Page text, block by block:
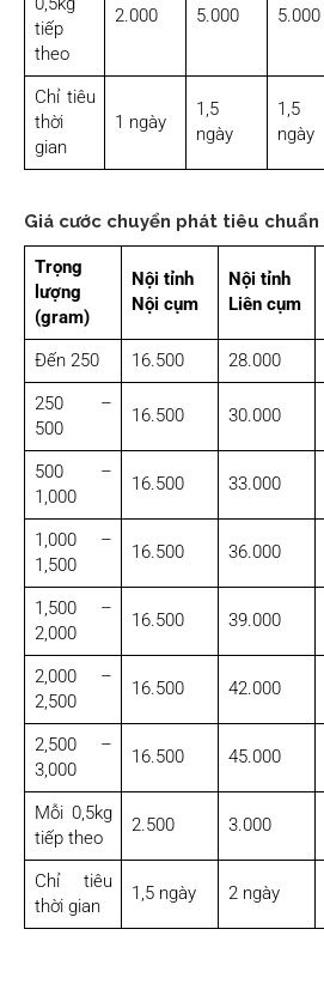
tiếp
theo
2.000 5.000 5.000
Chỉ tiêu
thời
gian
1 ngày
1,5
ngày
1,5
ngày
Giá cước chuyển phát tiêu chuẩn
Trọng
lượng
(gram)
Nội tỉnh
Nội cụm
Nội tỉnh
Liên cụm
Đến 250 16.500 28.000
250 –
500
16.500 30.000
500 –
1,000
16.500 33.000
1,000 –
1,500
16.500 36.000
1,500 –
2,000
16.500 39.000
2,000 –
2,500
16.500 42.000
2,500 –
3,000
16.500 45.000
Mỗi 0,5kg
tiếp theo
2.500 3.000
Chỉ tiêu
thời gian
1,5 ngày 2 ngày